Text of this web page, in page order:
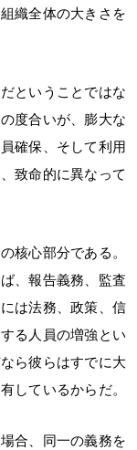
織全体の大きさを
ということではな
度合いが、膨大な
確保、そして利用
致命的に異なって
核心部分である。
、報告義務、監査
は法務、政策、信
る人員の増強とい
ら彼らはすでに大
しているからだ。
合、同一の義務を